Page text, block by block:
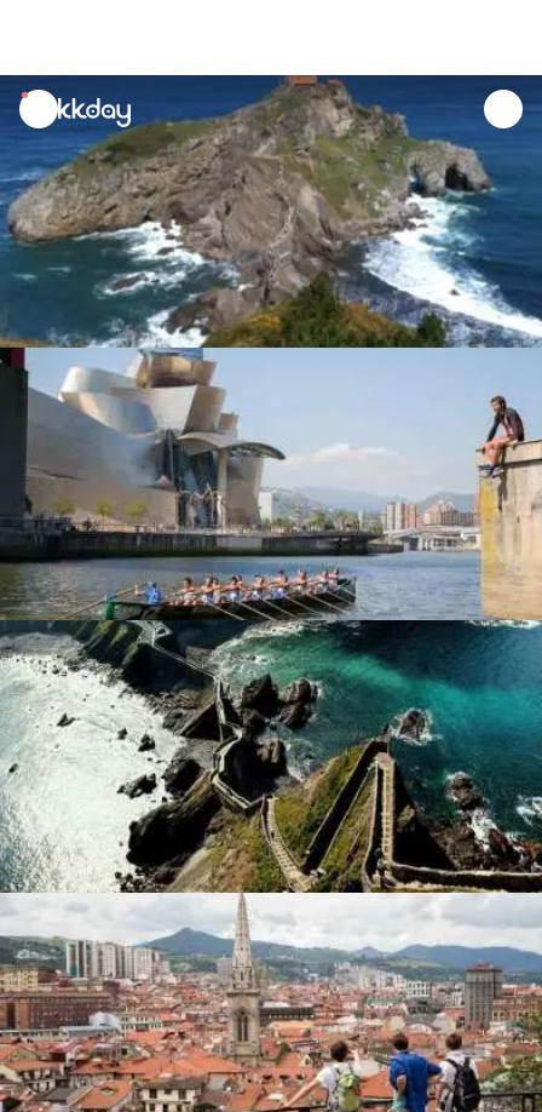
unread
notifications